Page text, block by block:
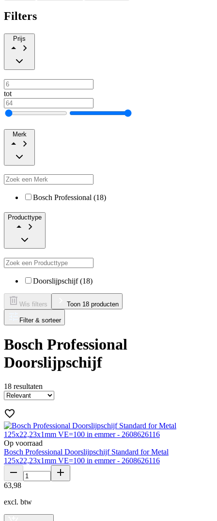
Filters
Prijs
tot
Merk
Bosch Professional (18)
Producttype
Doorslijpschijf (18)
Wis filters Toon 18 producten
Filter & sorteer
Bosch Professional
Doorslijpschijf
18 resultaten
Op voorraad
Bosch Professional Doorslijpschijf Standard for Metal
125x22,23x1mm VE=100 in emmer - 2608626116
63,98
excl. btw